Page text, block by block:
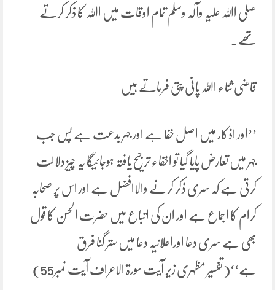
صلی اﷲ علیہ وآلہ وسلم تمام اوقات میں اﷲ کا ذکر کرتے
تھے۔
قاضی ثناء اﷲ پانی پتی فرماتے ہیں
’’اور اذکار میں اصل خفا ہے اور جہر بدعت ہے پس جب
جہر میں تعارض پایا گیا تو اخفاء ترجیح یافتہ ہوجائیگا یہ چیز دلالت
کرتی ہے کہ سری ذکر کرنے والاافضل ہے اور اس پر صحابہ
کرام کا اجماع ہے اور ان کی اتباع میں حضرت الحسن کا قول
بھی ہے سری دعا اوراعلانیہ دعا میں ستر گنا فرق
ہے‘‘(تفسیر مظہری زیر آیت سورۃ الاعراف آیت نمبر55)